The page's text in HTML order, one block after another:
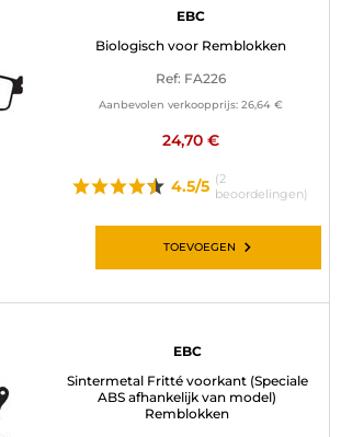
EBC
Biologisch voor Remblokken
Ref: FA226
Aanbevolen verkoopprijs: 26,64 €
24,70 €
4.5/5 (2
beoordelingen)
TOEVOEGEN
EBC
Sintermetal Fritté voorkant (Speciale
ABS afhankelijk van model)
Remblokken